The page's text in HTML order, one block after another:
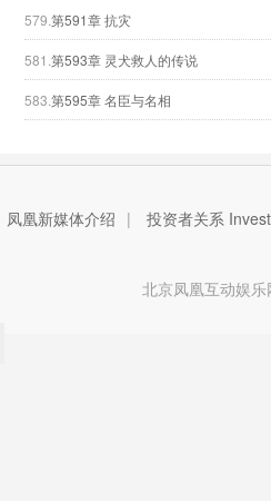
579. 第591章 抗灾
581. 第593章 灵犬救人的传说
583. 第595章 名臣与名相
凤凰新媒体介绍 | 投资者关系
北京凤凰互动娱